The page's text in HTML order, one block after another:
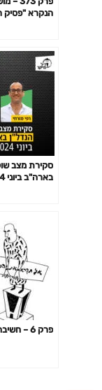
הנקרא "פסיק
סקירת מצב
בארה"ב ביוני 2024
פרק 6 – חשיבה הפוכה